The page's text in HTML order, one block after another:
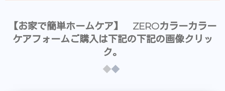
【お家で簡単ホームケア】 ZEROカラーカラー
ケアフォームご購入は下記の下記の画像クリッ
ク。